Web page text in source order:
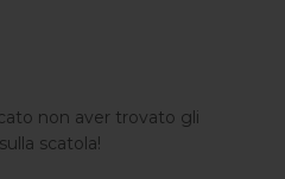
non aver trovato gli
scatola!